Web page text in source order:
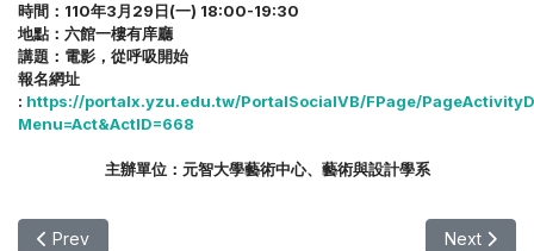
時間：110年3月29日(一) 18:00-19:30
地點：六館一樓有庠廳
講題：電影，從呼吸開始
報名網址
: https://portalx.yzu.edu.tw/PortalSocialVB/FPage/
Menu=Act&ActID=668
主辦單位：元智大學藝術中心、藝術與設計學系
Previous article: 【講座】2021雲門流浪者校園講座 陳逸華：你想
Prev Next
Next